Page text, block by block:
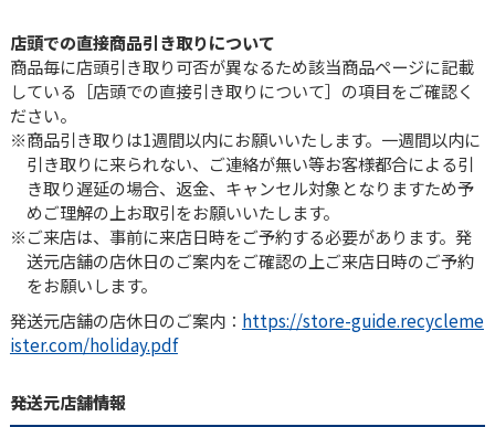
店頭での直接商品引き取りについて
商品毎に店頭引き取り可否が異なるため該当商品ページに記載
している［店頭での直接引き取りについて］の項目をご確認く
ださい。
商品引き取りは1週間以内にお願いいたします。一週間以内に
引き取りに来られない、ご連絡が無い等お客様都合による引
き取り遅延の場合、返金、キャンセル対象となりますため予
めご理解の上お取引をお願いいたします。
ご来店は、事前に来店日時をご予約する必要があります。発
送元店舗の店休日のご案内をご確認の上ご来店日時のご予約
をお願いします。
発送元店舗の店休日のご案内： https://store-guide.recycleme
ister.com/holiday.pdf
発送元店舗情報